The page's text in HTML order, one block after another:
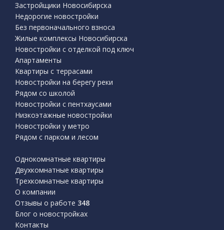
Застройщики Новосибирска
Недорогие новостройки
Без первоначального взноса
Жилые комплексы Новосибирска
Новостройки с отделкой под ключ
Апартаменты
Квартиры с террасами
Новостройки на берегу реки
Рядом со школой
Новостройки с пентхаусами
Низкоэтажные новостройки
Новостройки у метро
Рядом с парком и лесом
Однокомнатные квартиры
Двухкомнатные квартиры
Трехкомнатные квартиры
О компании
Отзывы о работе 348
Блог о новостройках
Контакты